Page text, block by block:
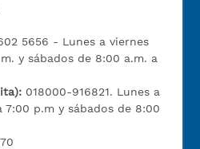
5656 - Lunes a viernes
y sábados de 8:00 a.m. a
018000-916821. Lunes a
7:00 p.m y sábados de 8:00